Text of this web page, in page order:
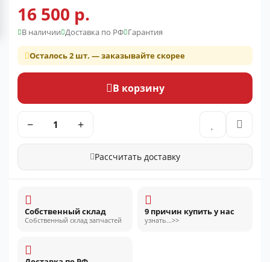
16 500 р.
В наличии Доставка по РФ Гарантия
Осталось 2 шт. — заказывайте скорее
В корзину
− +
Рассчитать доставку
Собственный склад
Собственный склад запчастей
9 причин купить у нас
узнать...>>